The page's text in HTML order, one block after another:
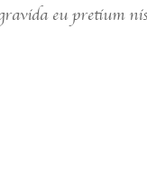
eu pretium